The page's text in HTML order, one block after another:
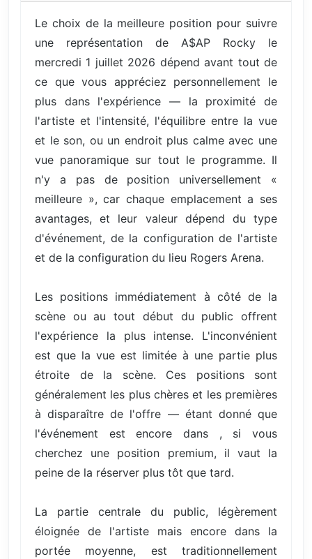
Le choix de la meilleure position pour suivre
une représentation de A$AP Rocky le
mercredi 1 juillet 2026 dépend avant tout de
ce que vous appréciez personnellement le
plus dans l'expérience — la proximité de
l'artiste et l'intensité, l'équilibre entre la vue
et le son, ou un endroit plus calme avec une
vue panoramique sur tout le programme. Il
n'y a pas de position universellement «
meilleure », car chaque emplacement a ses
avantages, et leur valeur dépend du type
d'événement, de la configuration de l'artiste
et de la configuration du lieu Rogers Arena.
Les positions immédiatement à côté de la
scène ou au tout début du public offrent
l'expérience la plus intense. L'inconvénient
est que la vue est limitée à une partie plus
étroite de la scène. Ces positions sont
généralement les plus chères et les premières
à disparaître de l'offre — étant donné que
l'événement est encore dans , si vous
cherchez une position premium, il vaut la
peine de la réserver plus tôt que tard.
La partie centrale du public, légèrement
éloignée de l'artiste mais encore dans la
portée moyenne, est traditionnellement